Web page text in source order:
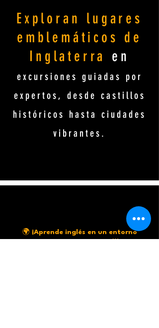
Exploran lugares
emblemáticos de
Inglaterra
en
excursiones guiadas por
expertos, desde castillos
históricos hasta ciudades
vibrantes.
🌍 ¡Aprende inglés en un entorno